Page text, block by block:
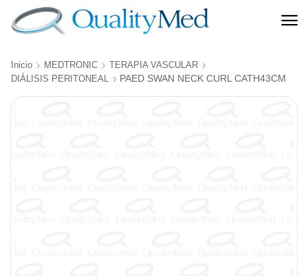
Inicio MEDTRONIC
TERAPIA VASCULAR
DIÁLISIS PERITONEAL
PAED SWAN NECK CURL CATH43CM